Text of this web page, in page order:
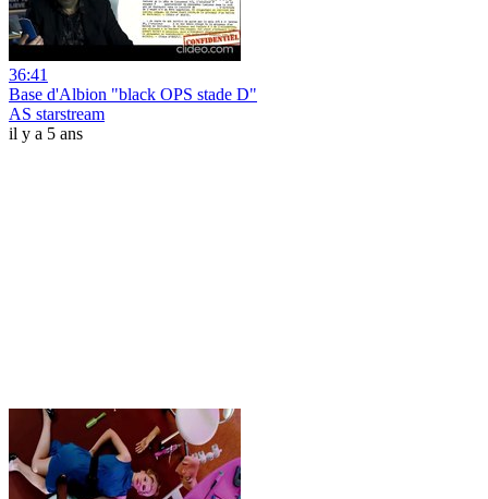
36:41
Base d'Albion "black OPS stade D"
AS starstream
il y a 5 ans